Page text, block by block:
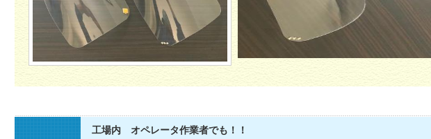
工場内 オペレータ作業者でも！！